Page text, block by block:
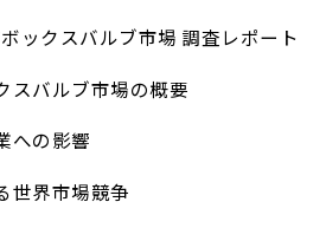
ックスバルブ市場 調査レポート
スバルブ市場の概要
への影響
世界市場競争